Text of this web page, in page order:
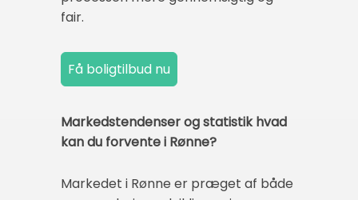
fair.
Markedstendenser og statistik hvad
kan du forvente i Rønne?
Markedet i Rønne er præget af både